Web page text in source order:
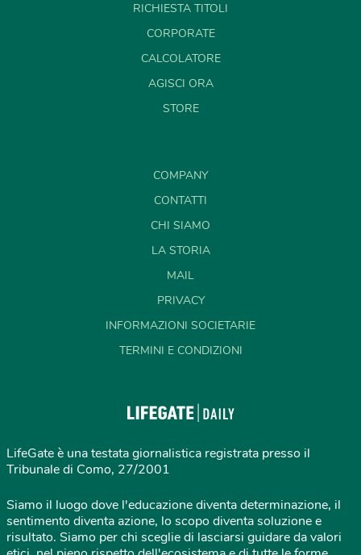
RICHIESTA TITOLI
CORPORATE
CALCOLATORE
AGISCI ORA
STORE
COMPANY
CONTATTI
CHI SIAMO
LA STORIA
MAIL
PRIVACY
INFORMAZIONI SOCIETARIE
TERMINI E CONDIZIONI
LifeGate è una testata giornalistica registrata presso il
Tribunale di Como, 27/2001
Siamo il luogo dove l'educazione diventa determinazione, il
sentimento diventa azione, lo scopo diventa soluzione e
risultato. Siamo per chi sceglie di lasciarsi guidare da valori